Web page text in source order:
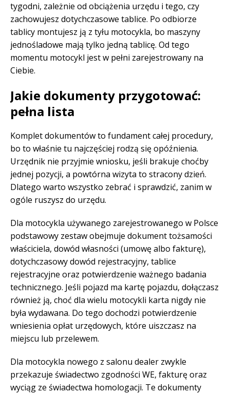
tygodni, zależnie od obciążenia urzędu i tego, czy
zachowujesz dotychczasowe tablice. Po odbiorze
tablicy montujesz ją z tyłu motocykla, bo maszyny
jednośladowe mają tylko jedną tablicę. Od tego
momentu motocykl jest w pełni zarejestrowany na
Ciebie.
Jakie dokumenty przygotować:
pełna lista
Komplet dokumentów to fundament całej procedury,
bo to właśnie tu najczęściej rodzą się opóźnienia.
Urzędnik nie przyjmie wniosku, jeśli brakuje choćby
jednej pozycji, a powtórna wizyta to stracony dzień.
Dlatego warto wszystko zebrać i sprawdzić, zanim w
ogóle ruszysz do urzędu.
Dla motocykla używanego zarejestrowanego w Polsce
podstawowy zestaw obejmuje dokument tożsamości
właściciela, dowód własności (umowę albo fakturę),
dotychczasowy dowód rejestracyjny, tablice
rejestracyjne oraz potwierdzenie ważnego badania
technicznego. Jeśli pojazd ma kartę pojazdu, dołączasz
również ją, choć dla wielu motocykli karta nigdy nie
była wydawana. Do tego dochodzi potwierdzenie
wniesienia opłat urzędowych, które uiszczasz na
miejscu lub przelewem.
Dla motocykla nowego z salonu dealer zwykle
przekazuje świadectwo zgodności WE, fakturę oraz
wyciąg ze świadectwa homologacji. Te dokumenty